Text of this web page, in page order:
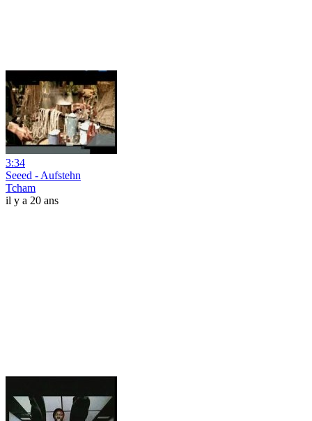
3:34
Seeed - Aufstehn
Tcham
il y a 20 ans